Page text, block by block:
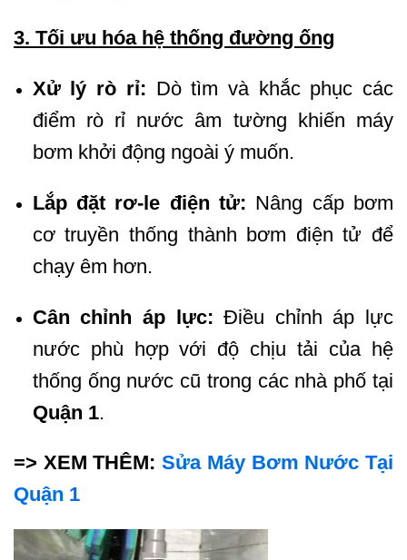
3. Tối ưu hóa hệ thống đường ống
Xử lý rò rỉ: Dò tìm và khắc phục các
điểm rò rỉ nước âm tường khiến máy
bơm khởi động ngoài ý muốn.
Lắp đặt rơ-le điện tử: Nâng cấp bơm
cơ truyền thống thành bơm điện tử để
chạy êm hơn.
Cân chỉnh áp lực: Điều chỉnh áp lực
nước phù hợp với độ chịu tải của hệ
thống ống nước cũ trong các nhà phố tại
Quận 1.
=> XEM THÊM:Sửa Máy Bơm Nước Tại
Quận 1